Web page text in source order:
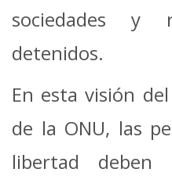
sociedades y
detenidos.
En esta visión
de la ONU, las
libertad deben